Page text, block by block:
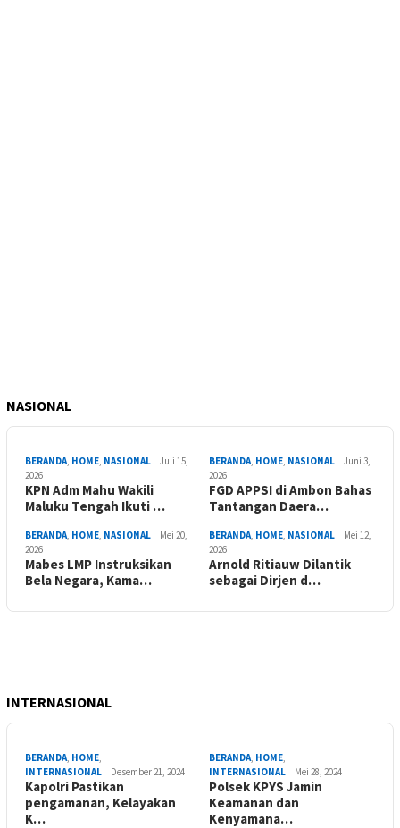
NASIONAL
BERANDA, HOME, NASIONAL
Juli 15,
2026
KPN Adm Mahu Wakili
Maluku Tengah Ikuti …
BERANDA, HOME, NASIONAL
Juni 3,
2026
FGD APPSI di Ambon Bahas
Tantangan Daera…
BERANDA, HOME, NASIONAL
Mei 20,
2026
Mabes LMP Instruksikan
Bela Negara, Kama…
BERANDA, HOME, NASIONAL
Mei 12,
2026
Arnold Ritiauw Dilantik
sebagai Dirjen d…
INTERNASIONAL
BERANDA, HOME,
INTERNASIONAL
Desember 21, 2024
Kapolri Pastikan
pengamanan, Kelayakan
K…
BERANDA, HOME,
INTERNASIONAL
Mei 28, 2024
Polsek KPYS Jamin
Keamanan dan
Kenyamana…